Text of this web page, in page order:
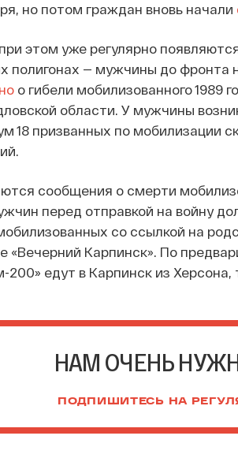
но потом граждан вновь начали
этом уже регулярно
полигонах — мужчины до фронта
о гибели мобилизованного 1989
области. У мужчины
18 призванных по мобилизации
сообщения о смерти
перед отправкой на войну
со ссылкой на
«Вечерний Карпинск». По
200» едут в Карпинск из
НАМ ОЧЕНЬ
ПОДПИШИТЕСЬ НА